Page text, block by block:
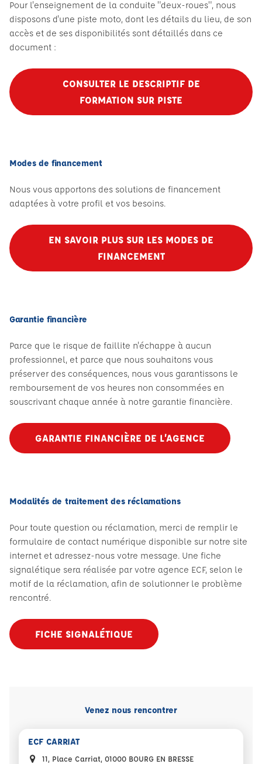
Pour l'enseignement de la conduite "deux-roues", nous
disposons d'une piste moto, dont les détails du lieu, de son
accès et de ses disponibilités sont détaillés dans ce
document :
CONSULTER LE DESCRIPTIF DE
FORMATION SUR PISTE
Modes de financement
Nous vous apportons des solutions de financement
adaptées à votre profil et vos besoins.
EN SAVOIR PLUS SUR LES MODES DE
FINANCEMENT
Garantie financière
Parce que le risque de faillite n'échappe à aucun
professionnel, et parce que nous souhaitons vous
préserver des conséquences, nous vous garantissons le
remboursement de vos heures non consommées en
souscrivant chaque année à notre garantie financière.
GARANTIE FINANCIÈRE DE L’AGENCE
Modalités de traitement des réclamations
Pour toute question ou réclamation, merci de remplir le
formulaire de contact numérique disponible sur notre site
internet et adressez-nous votre message. Une fiche
signalétique sera réalisée par votre agence ECF, selon le
motif de la réclamation, afin de solutionner le problème
rencontré.
FICHE SIGNALÉTIQUE
Venez nous rencontrer
ECF CARRIAT
11, Place Carriat, 01000 BOURG EN BRESSE